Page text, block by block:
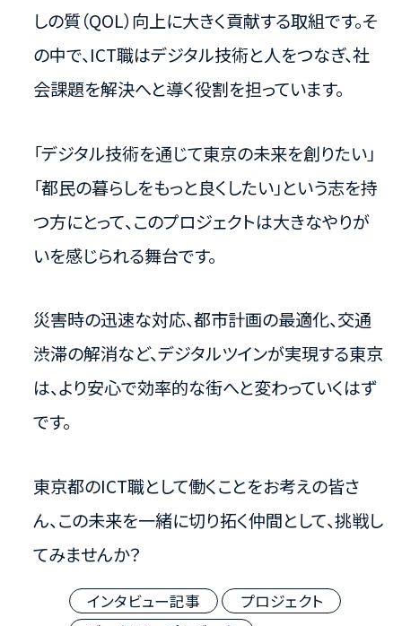
しの質（QOL）向上に大きく貢献する取組です。そ
の中で、ICT職はデジタル技術と人をつなぎ、社
会課題を解決へと導く役割を担っています。
「デジタル技術を通じて東京の未来を創りたい」
「都民の暮らしをもっと良くしたい」という志を持
つ方にとって、このプロジェクトは大きなやりが
いを感じられる舞台です。
災害時の迅速な対応、都市計画の最適化、交通
渋滞の解消など、デジタルツインが実現する東京
は、より安心で効率的な街へと変わっていくはず
です。
東京都のICT職として働くことをお考えの皆さ
ん、この未来を一緒に切り拓く仲間として、挑戦し
てみませんか？
インタビュー記事
プロジェクト